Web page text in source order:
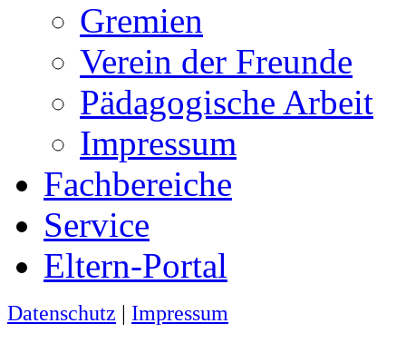
Gremien
Verein der Freunde
Pädagogische Arbeit
Impressum
Fachbereiche
Service
Eltern-Portal
Datenschutz | Impressum